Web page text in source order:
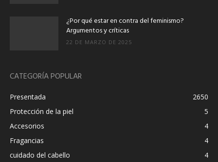
¿Por qué estar en contra del feminismo?
Argumentos y críticas
22 DE MARZO DE 2025
CATEGORÍA POPULAR
Presentada
2650
Protección de la piel
5
Accesorios
4
Fragancias
4
cuidado del cabello
4